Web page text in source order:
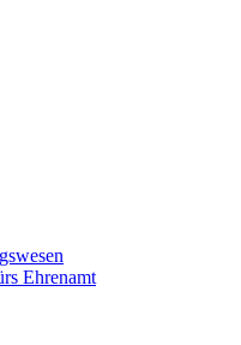
Ehrenamt